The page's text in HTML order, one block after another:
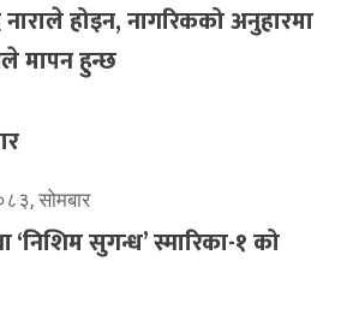
होइन, नागरिकको अनुहारमा
मापन हुन्छ
सोमबार
सुगन्ध’ स्मारिका-१ को